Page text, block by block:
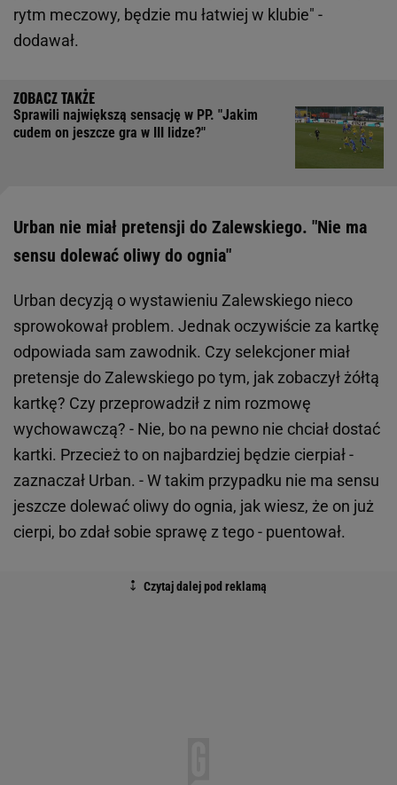
rytm meczowy, będzie mu łatwiej w klubie" -
dodawał.
Sprawili największą sensację w PP. "Jakim
cudem on jeszcze gra w III lidze?"
Urban nie miał pretensji do Zalewskiego. "Nie ma
sensu dolewać oliwy do ognia"
Urban decyzją o wystawieniu Zalewskiego nieco
sprowokował problem. Jednak oczywiście za kartkę
odpowiada sam zawodnik. Czy selekcjoner miał
pretensje do Zalewskiego po tym, jak zobaczył żółtą
kartkę? Czy przeprowadził z nim rozmowę
wychowawczą? - Nie, bo na pewno nie chciał dostać
kartki. Przecież to on najbardziej będzie cierpiał -
zaznaczał Urban. - W takim przypadku nie ma sensu
jeszcze dolewać oliwy do ognia, jak wiesz, że on już
cierpi, bo zdał sobie sprawę z tego - puentował.